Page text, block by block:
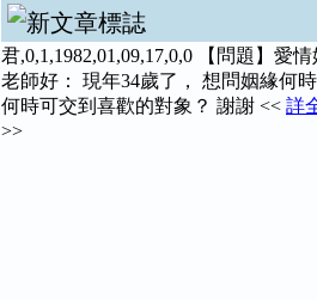
君,0,1,1982,01,09,17,0,0 【問題】愛
老師好： 現年34歲了， 想問姻緣何
何時可交到喜歡的對象？ 謝謝 << 詳
>>